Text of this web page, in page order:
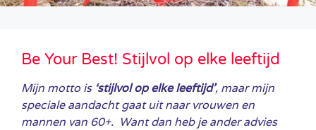
Be Your Best! Stijlvol op elke leeftijd
Mijn motto is ‘stijlvol op elke leeftijd’, maar mijn
speciale aandacht gaat uit naar vrouwen en
mannen van 60+. Want dan heb je ander advies